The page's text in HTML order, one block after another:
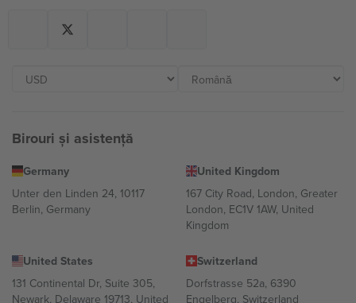
Birouri și asistență
Germany
Unter den Linden 24, 10117
Berlin, Germany
United Kingdom
167 City Road, London, Greater
London, EC1V 1AW, United
Kingdom
United States
131 Continental Dr, Suite 305,
Newark, Delaware 19713, United
Switzerland
Dorfstrasse 52a, 6390
Engelberg, Switzerland